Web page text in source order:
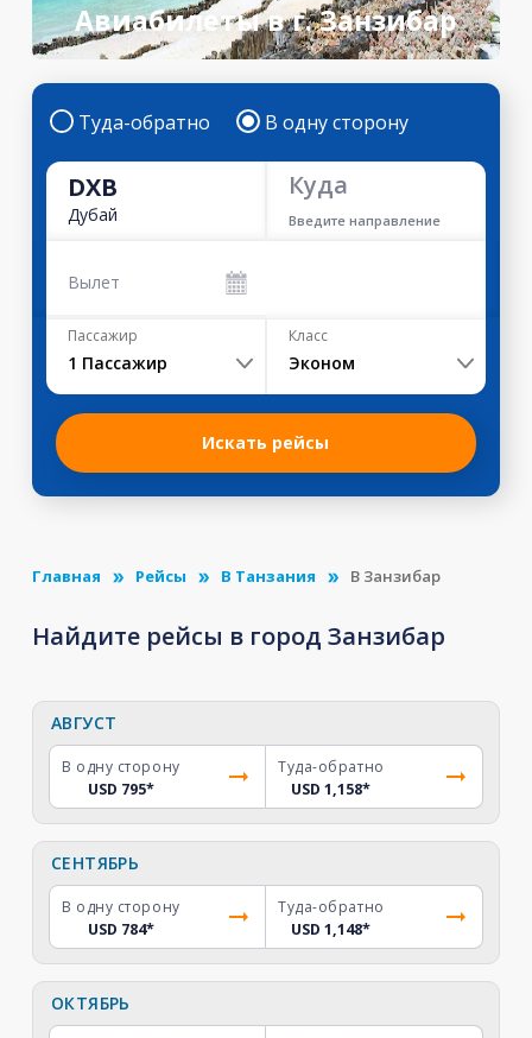
Авиабилеты в г. Занзибар
Туда-обратно В одну сторону
DXB
Дубай
Куда
Введите направление
Вылет
Пассажир
1 Пассажир
Класс
Эконом
Искать рейсы
Главная Рейсы В Танзания В Занзибар
Найдите рейсы в город Занзибар
АВГУСТ
В одну сторону
USD 795*
Туда-обратно
USD 1,158*
СЕНТЯБРЬ
В одну сторону
USD 784*
Туда-обратно
USD 1,148*
ОКТЯБРЬ